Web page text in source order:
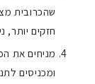
שהכרובית
חזקים יותר,
מניחים את
ומכניסים לתנור